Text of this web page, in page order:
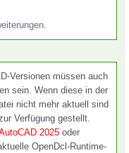
Versionen müssen auch
sein. Wenn diese in der
nicht mehr aktuell sind
Verfügung gestellt.
2025 oder
OpenDcl-Runtime-
OpenDcl und WIBU
Stick).